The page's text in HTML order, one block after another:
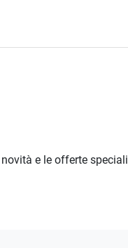
e le offerte speciali